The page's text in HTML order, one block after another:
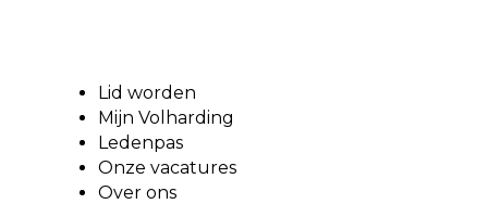
Lid worden
Mijn Volharding
Ledenpas
Onze vacatures
Over ons